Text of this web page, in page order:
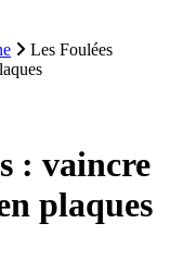
Les Foulées
: vaincre
plaques